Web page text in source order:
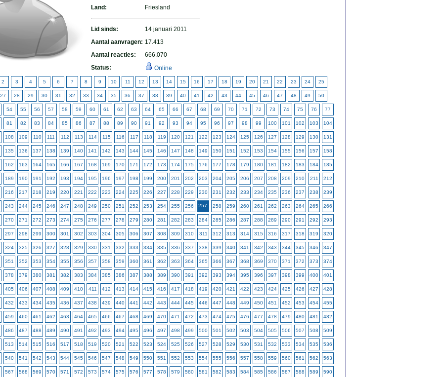
Land:
Friesland
Lid sinds:
14 januari 2011
Aantal aanvragen: 17.413
Aantal reacties:
666.070
Status:
Online
2 3 4 5 6 7 8 9 10 11 12 13 14 15 16 17 18 19 20 21 22 23 24 25
27 28 29 30 31 32 33 34 35 36 37 38 39 40 41 42 43 44 45 46 47 48 49 50
54 55 56 57 58 59 60 61 62 63 64 65 66 67 68 69 70 71 72 73 74 75 76 77
81 82 83 84 85 86 87 88 89 90 91 92 93 94 95 96 97 98 99 100 101 102 103 104
108 109 110 111 112 113 114 115 116 117 118 119 120 121 122 123 124 125 126 127 128 129 130 131
135 136 137 138 139 140 141 142 143 144 145 146 147 148 149 150 151 152 153 154 155 156 157 158
162 163 164 165 166 167 168 169 170 171 172 173 174 175 176 177 178 179 180 181 182 183 184 185
189 190 191 192 193 194 195 196 197 198 199 200 201 202 203 204 205 206 207 208 209 210 211 212
216 217 218 219 220 221 222 223 224 225 226 227 228 229 230 231 232 233 234 235 236 237 238 239
243 244 245 246 247 248 249 250 251 252 253 254 255 256 257 258 259 260 261 262 263 264 265 266
270 271 272 273 274 275 276 277 278 279 280 281 282 283 284 285 286 287 288 289 290 291 292 293
297 298 299 300 301 302 303 304 305 306 307 308 309 310 311 312 313 314 315 316 317 318 319 320
324 325 326 327 328 329 330 331 332 333 334 335 336 337 338 339 340 341 342 343 344 345 346 347
351 352 353 354 355 356 357 358 359 360 361 362 363 364 365 366 367 368 369 370 371 372 373 374
378 379 380 381 382 383 384 385 386 387 388 389 390 391 392 393 394 395 396 397 398 399 400 401
405 406 407 408 409 410 411 412 413 414 415 416 417 418 419 420 421 422 423 424 425 426 427 428
432 433 434 435 436 437 438 439 440 441 442 443 444 445 446 447 448 449 450 451 452 453 454 455
459 460 461 462 463 464 465 466 467 468 469 470 471 472 473 474 475 476 477 478 479 480 481 482
486 487 488 489 490 491 492 493 494 495 496 497 498 499 500 501 502 503 504 505 506 507 508 509
513 514 515 516 517 518 519 520 521 522 523 524 525 526 527 528 529 530 531 532 533 534 535 536
540 541 542 543 544 545 546 547 548 549 550 551 552 553 554 555 556 557 558 559 560 561 562 563
567 568 569 570 571 572 573 574 575 576 577 578 579 580 581 582 583 584 585 586 587 588 589 590